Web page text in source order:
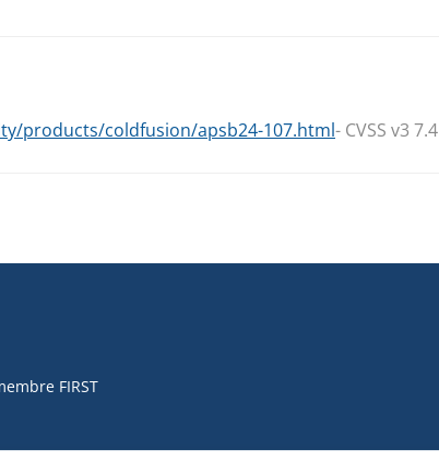
products/coldfusion/apsb24-107.html- CVSS v3 7.4
FIRST